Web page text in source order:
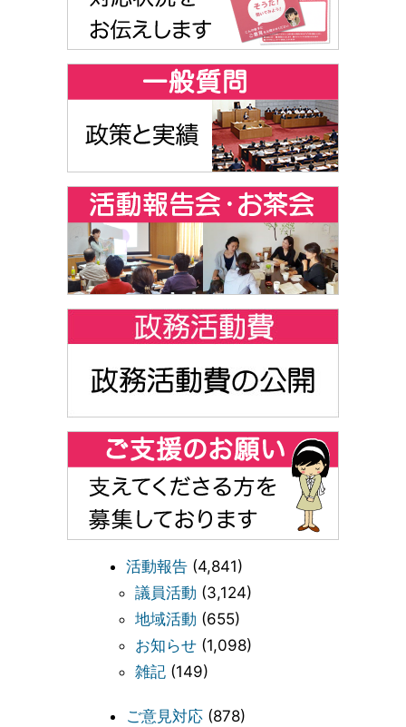
活動報告 (4,841)
議員活動 (3,124)
地域活動 (655)
お知らせ (1,098)
雑記 (149)
ご意見対応 (878)